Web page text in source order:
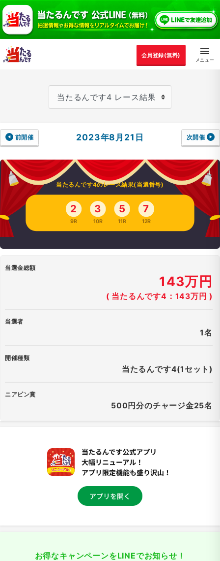
会員登録(無料)
前開催 2023年8月21日 次開催
当たるんです4のレース結果(当選番号)
2
9R
3
10R
5
11R
7
12R
当選金総額
143万円
( 当たるんです4：143万円 )
当選者
1名
開催種類
当たるんです4(1セット)
ニアピン賞
500円分のチャージ金25名
お得なキャンペーンをLINEでお知らせ！